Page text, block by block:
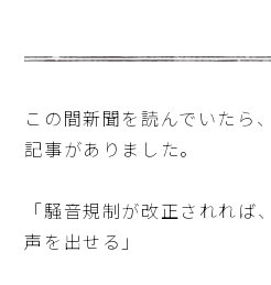
この間新聞を読んでいたら
記事がありました。
「騒音規制が改正されれば
声を出せる」